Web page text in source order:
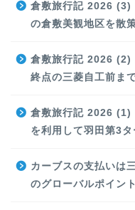
倉敷旅行記 2026 (3)
の倉敷美観地区を散
倉敷旅行記 2026 (2)
終点の三菱自工前ま
倉敷旅行記 2026 (1)
を利用して羽田第3
カーブスの支払いは
のグローバルポイン